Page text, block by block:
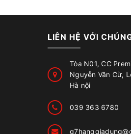
LIÊN HỆ VỚI
Tòa N01, CC
Nguyễn Văn Cừ,
Hà nội
039 363 6780